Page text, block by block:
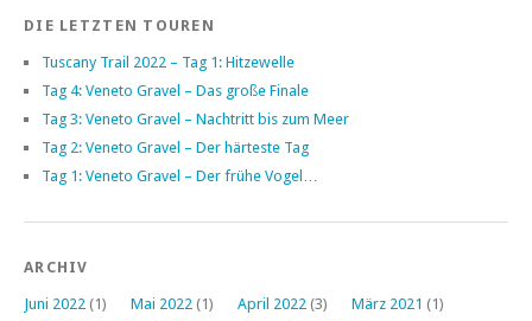
DIE LETZTEN TOUREN
Tuscany Trail 2022 – Tag 1: Hitzewelle
Tag 4: Veneto Gravel – Das große Finale
Tag 3: Veneto Gravel – Nachtritt bis zum Meer
Tag 2: Veneto Gravel – Der härteste Tag
Tag 1: Veneto Gravel – Der frühe Vogel…
ARCHIV
Juni 2022 (1) Mai 2022 (1) April 2022 (3) März 2021 (1)